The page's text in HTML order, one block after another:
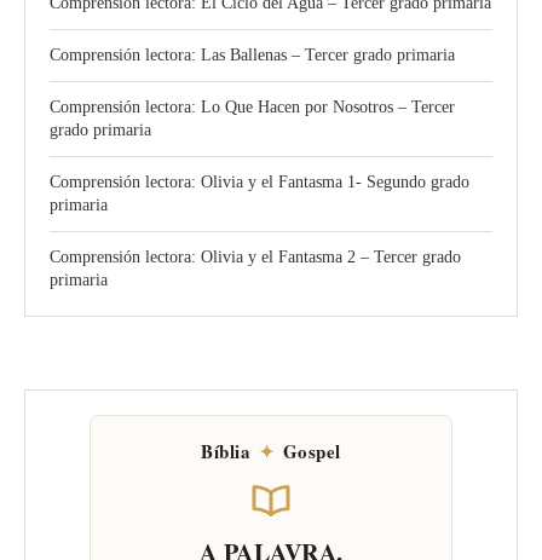
Comprensión lectora: Las Ballenas – Tercer grado primaria
Comprensión lectora: Lo Que Hacen por Nosotros – Tercer
grado primaria
Comprensión lectora: Olivia y el Fantasma 1- Segundo grado
primaria
Comprensión lectora: Olivia y el Fantasma 2 – Tercer grado
primaria
Bíblia ✦ Gospel
A PALAVRA,